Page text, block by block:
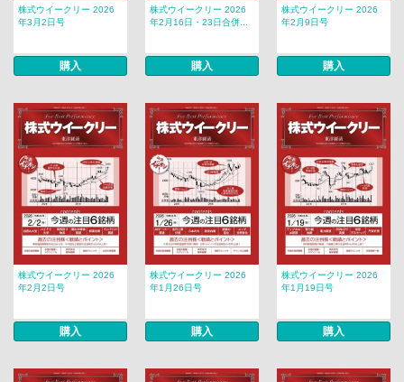
株式ウイークリー 2026
年3月2日号
購入
株式ウイークリー 2026
年2月16日・23日合併...
購入
株式ウイークリー 2026
年2月9日号
購入
株式ウイークリー 2026
年2月2日号
購入
株式ウイークリー 2026
年1月26日号
購入
株式ウイークリー 2026
年1月19日号
購入